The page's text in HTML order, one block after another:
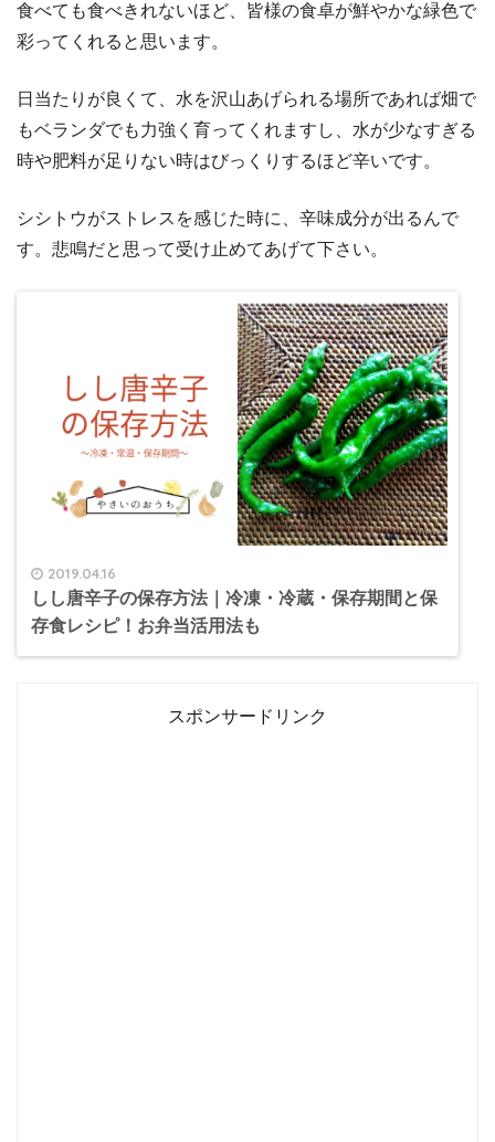
食べても食べきれないほど、皆様の食卓が鮮やかな緑色で
彩ってくれると思います。
日当たりが良くて、水を沢山あげられる場所であれば畑で
もベランダでも力強く育ってくれますし、水が少なすぎる
時や肥料が足りない時はびっくりするほど辛いです。
シシトウがストレスを感じた時に、辛味成分が出るんで
す。悲鳴だと思って受け止めてあげて下さい。
2019.04.16
しし唐辛子の保存方法｜冷凍・冷蔵・保存期間と保
存食レシピ！お弁当活用法も